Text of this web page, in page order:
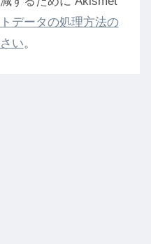
データの処理方法の
い。